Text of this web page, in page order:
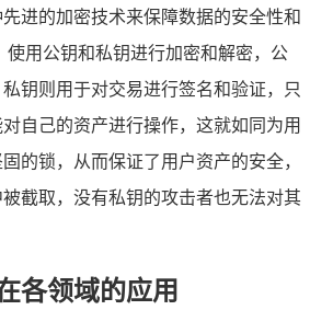
进的加密技术来保障数据的安全性和
使用公钥和私钥进行加密和解密，公
钥则用于对交易进行签名和验证，只
自己的资产进行操作，这就如同为用
的锁，从而保证了用户资产的安全，
截取，没有私钥的攻击者也无法对其
各领域的应用